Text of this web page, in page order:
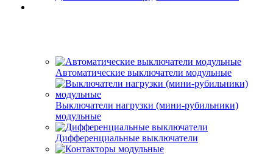
Автоматические выключатели модульные
Выключатели нагрузки (мини-рубильники)
модульные
Дифференциальные выключатели